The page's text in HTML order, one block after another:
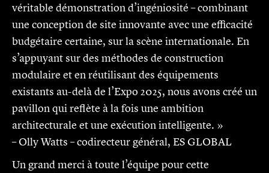
véritable démonstration d’ingéniosité – combinant
une conception de site innovante avec une efficacité
budgétaire certaine, sur la scène internationale. En
s’appuyant sur des méthodes de construction
modulaire et en réutilisant des équipements
existants au-delà de l’Expo 2025, nous avons créé un
pavillon qui reflète à la fois une ambition
architecturale et une exécution intelligente. »
– Olly Watts – codirecteur général, ES GLOBAL
Un grand merci à toute l’équipe pour cette